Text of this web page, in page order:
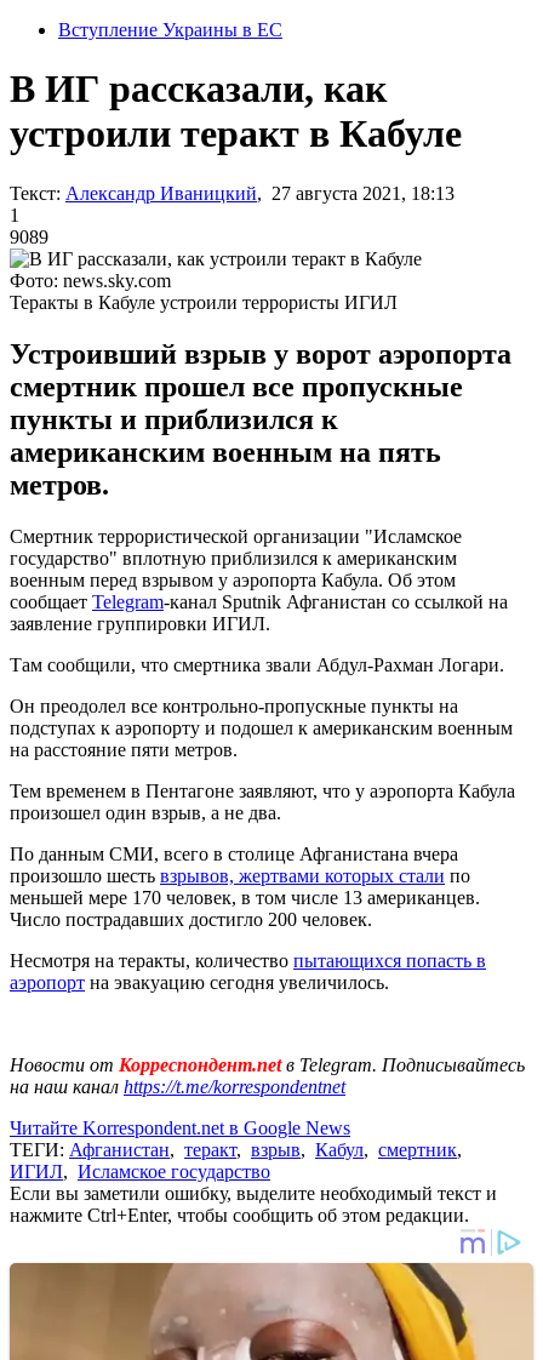
Вступление Украины в ЕС
В ИГ рассказали, как
устроили теракт в Кабуле
Текст: Александр Иваницкий, 27 августа 2021, 18:13
1
9089
Фото: news.sky.com
Теракты в Кабуле устроили террористы ИГИЛ
Устроивший взрыв у ворот аэропорта
смертник прошел все пропускные
пункты и приблизился к
американским военным на пять
метров.
Смертник террористической организации "Исламское
государство" вплотную приблизился к американским
военным перед взрывом у аэропорта Кабула. Об этом
сообщает Telegram-канал Sputnik Афганистан со ссылкой на
заявление группировки ИГИЛ.
Там сообщили, что смертника звали Абдул-Рахман Логари.
Он преодолел все контрольно-пропускные пункты на
подступах к аэропорту и подошел к американским военным
на расстояние пяти метров.
Тем временем в Пентагоне заявляют, что у аэропорта Кабула
произошел один взрыв, а не два.
По данным СМИ, всего в столице Афганистана вчера
произошло шесть взрывов, жертвами которых стали по
меньшей мере 170 человек, в том числе 13 американцев.
Число пострадавших достигло 200 человек.
Несмотря на теракты, количество пытающихся попасть в
аэропорт на эвакуацию сегодня увеличилось.
Новости от Корреспондент.netв Telegram. Подписывайтесь
на наш канал https://t.me/korrespondentnet
Читайте Korrespondent.net в Google News
ТЕГИ: Афганистан, теракт, взрыв, Кабул, смертник,
ИГИЛ, Исламское государство
Если вы заметили ошибку, выделите необходимый текст и
нажмите Ctrl+Enter, чтобы сообщить об этом редакции.